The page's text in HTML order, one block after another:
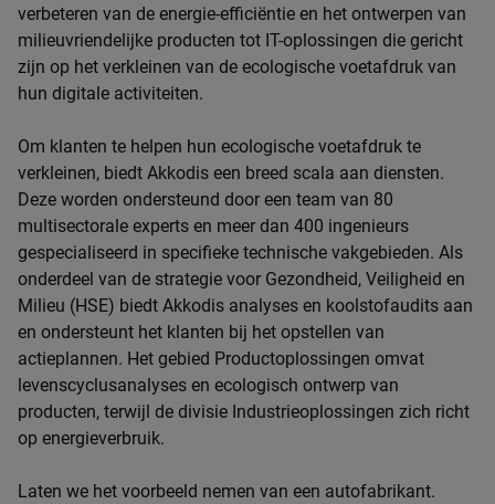
verbeteren van de energie-efficiëntie en het ontwerpen van
milieuvriendelijke producten tot IT-oplossingen die gericht
zijn op het verkleinen van de ecologische voetafdruk van
hun digitale activiteiten.
Om klanten te helpen hun ecologische voetafdruk te
verkleinen, biedt Akkodis een breed scala aan diensten.
Deze worden ondersteund door een team van 80
multisectorale experts en meer dan 400 ingenieurs
gespecialiseerd in specifieke technische vakgebieden. Als
onderdeel van de strategie voor Gezondheid, Veiligheid en
Milieu (HSE) biedt Akkodis analyses en koolstofaudits aan
en ondersteunt het klanten bij het opstellen van
actieplannen. Het gebied Productoplossingen omvat
levenscyclusanalyses en ecologisch ontwerp van
producten, terwijl de divisie Industrieoplossingen zich richt
op energieverbruik.
Laten we het voorbeeld nemen van een autofabrikant.